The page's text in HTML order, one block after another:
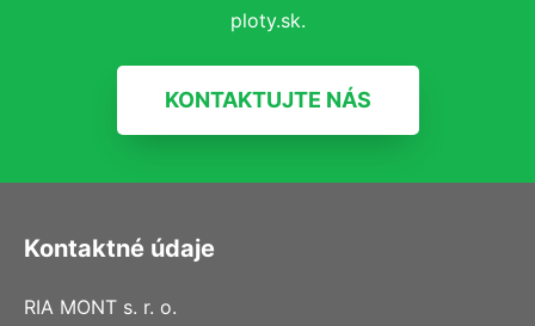
ploty.sk.
KONTAKTUJTE NÁS
Kontaktné údaje
RIA MONT s. r. o.